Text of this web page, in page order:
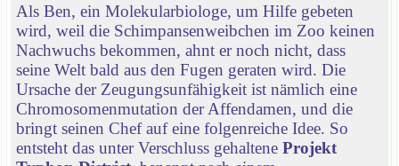
Als Ben, ein Molekularbiologe, um Hilfe gebeten
wird, weil die Schimpansenweibchen im Zoo keinen
Nachwuchs bekommen, ahnt er noch nicht, dass
seine Welt bald aus den Fugen geraten wird. Die
Ursache der Zeugungsunfähigkeit ist nämlich eine
Chromosomenmutation der Affendamen, und die
bringt seinen Chef auf eine folgenreiche Idee. So
entsteht das unter Verschluss gehaltene Projekt